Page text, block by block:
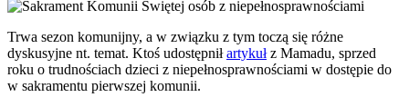
Trwa sezon komunijny, a w związku z tym toczą się różne
dyskusyjne nt. temat. Ktoś udostępniłartykułz Mamadu, sprzed
roku o trudnościach dzieci z niepełnosprawnościami w dostępie do
w sakramentu pierwszej komunii.